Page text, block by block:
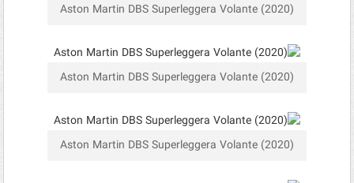
Aston Martin DBS Superleggera Volante (2020)
Aston Martin DBS Superleggera Volante (2020)
Aston Martin DBS Superleggera Volante (2020)